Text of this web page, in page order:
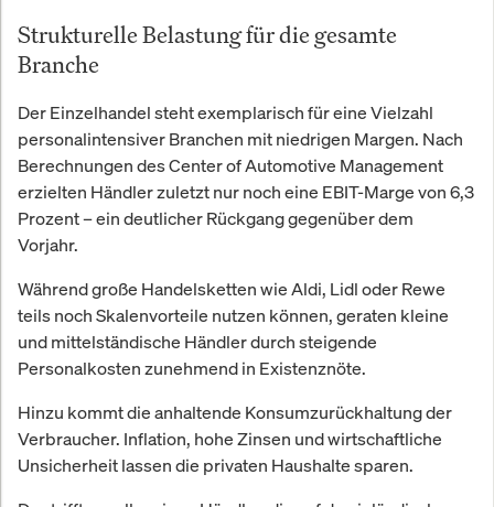
Strukturelle Belastung für die gesamte
Branche
Der Einzelhandel steht exemplarisch für eine Vielzahl
personalintensiver Branchen mit niedrigen Margen. Nach
Berechnungen des Center of Automotive Management
erzielten Händler zuletzt nur noch eine EBIT-Marge von 6,3
Prozent – ein deutlicher Rückgang gegenüber dem
Vorjahr.
Während große Handelsketten wie Aldi, Lidl oder Rewe
teils noch Skalenvorteile nutzen können, geraten kleine
und mittelständische Händler durch steigende
Personalkosten zunehmend in Existenznöte.
Hinzu kommt die anhaltende Konsumzurückhaltung der
Verbraucher. Inflation, hohe Zinsen und wirtschaftliche
Unsicherheit lassen die privaten Haushalte sparen.